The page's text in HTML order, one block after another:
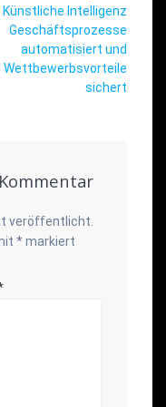
Künstliche Intelligenz
Geschäftsprozesse
automatisiert und
Wettbewerbsvorteile
sichert
veröffentlicht.
*markiert